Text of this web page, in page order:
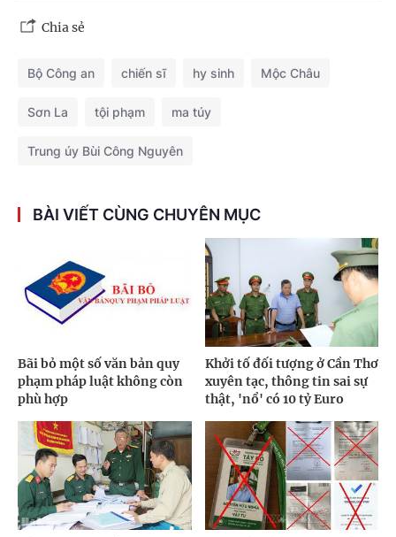
Chia sẻ
Bộ Công an chiến sĩ hy sinh Mộc Châu
Sơn La tội phạm ma túy
Trung úy Bùi Công Nguyên
BÀI VIẾT CÙNG CHUYÊN MỤC
Bãi bỏ một số văn bản quy
phạm pháp luật không còn
phù hợp
Khởi tố đối tượng ở Cần Thơ
xuyên tạc, thông tin sai sự
thật, 'nổ' có 10 tỷ Euro